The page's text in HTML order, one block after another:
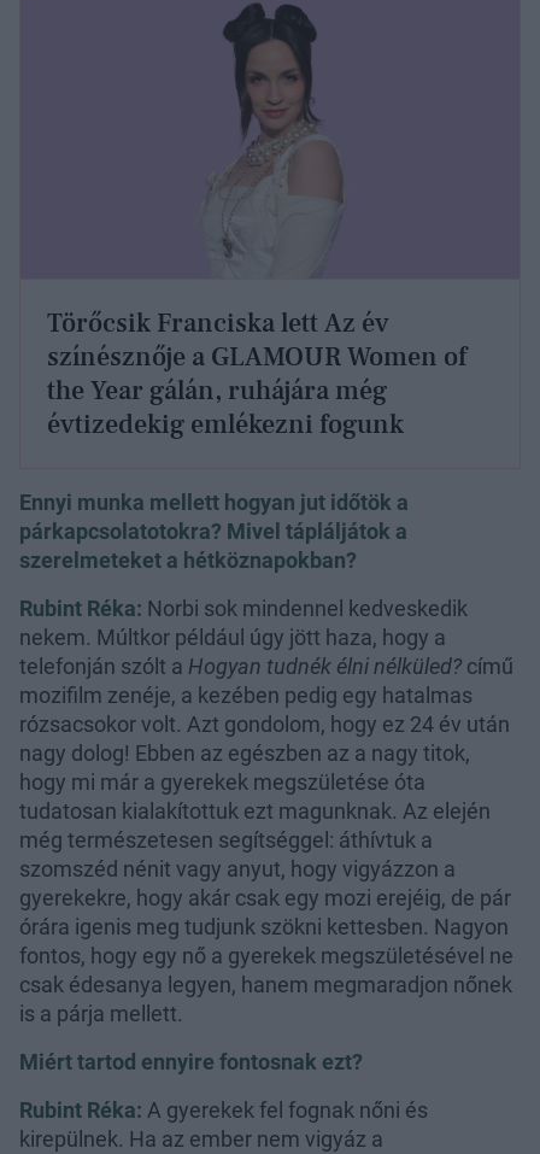
Törőcsik Franciska lett Az év
színésznője a GLAMOUR Women of
the Year gálán, ruhájára még
évtizedekig emlékezni fogunk
Ennyi munka mellett hogyan jut időtök a
párkapcsolatotokra? Mivel tápláljátok a
szerelmeteket a hétköznapokban?
Rubint Réka: Norbi sok mindennel kedveskedik
nekem. Múltkor például úgy jött haza, hogy a
telefonján szólt a Hogyan tudnék élni nélküled? című
mozifilm zenéje, a kezében pedig egy hatalmas
rózsacsokor volt. Azt gondolom, hogy ez 24 év után
nagy dolog! Ebben az egészben az a nagy titok,
hogy mi már a gyerekek megszületése óta
tudatosan kialakítottuk ezt magunknak. Az elején
még természetesen segítséggel: áthívtuk a
szomszéd nénit vagy anyut, hogy vigyázzon a
gyerekekre, hogy akár csak egy mozi erejéig, de pár
órára igenis meg tudjunk szökni kettesben. Nagyon
fontos, hogy egy nő a gyerekek megszületésével ne
csak édesanya legyen, hanem megmaradjon nőnek
is a párja mellett.
Miért tartod ennyire fontosnak ezt?
Rubint Réka: A gyerekek fel fognak nőni és
kirepülnek. Ha az ember nem vigyáz a